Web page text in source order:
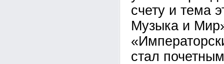
счету и тема
Музыка и
стал